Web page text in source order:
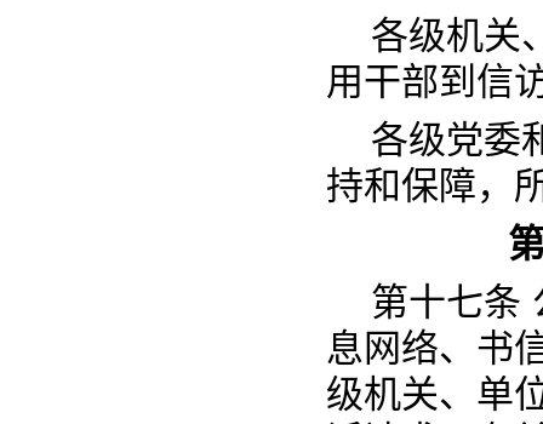
各级机关
用干部到信
各级党委
持和保障，
第十七条
息网络、书
级机关、单